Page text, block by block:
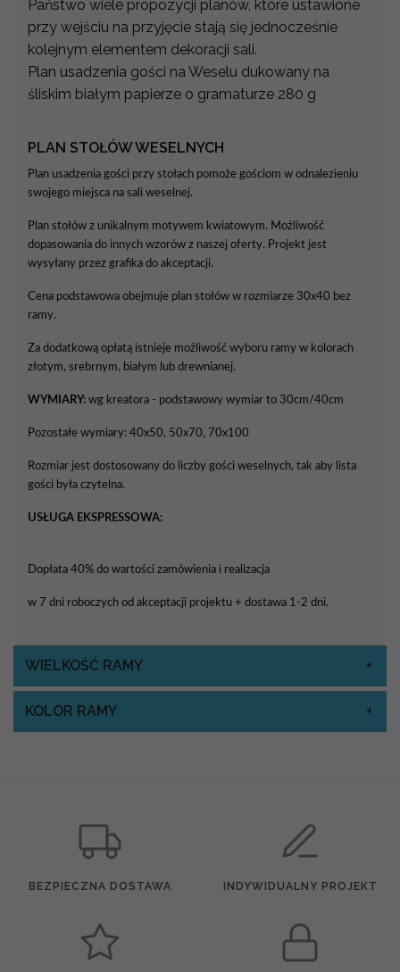
Państwo wiele propozycji planów, które ustawione
przy wejściu na przyjęcie stają się jednocześnie
kolejnym elementem dekoracji sali.
Plan usadzenia gości na Weselu dukowany na
śliskim białym papierze o gramaturze 280 g
PLAN STOŁÓW WESELNYCH
Plan usadzenia gości przy stołach pomoże gościom w odnalezieniu
swojego miejsca na sali weselnej.
Plan stołów z unikalnym motywem kwiatowym. Możliwość
dopasowania do innych wzorów z naszej oferty. Projekt jest
wysyłany przez grafika do akceptacji.
Cena podstawowa obejmuje plan stołów w rozmiarze 30x40 bez
ramy.
Za dodatkową opłatą istnieje możliwość wyboru ramy w kolorach
złotym, srebrnym, białym lub drewnianej.
WYMIARY: wg kreatora - podstawowy wymiar to 30cm/40cm
Pozostałe wymiary: 40x50, 50x70, 70x100
Rozmiar jest dostosowany do liczby gości weselnych, tak aby lista
gości była czytelna.
USŁUGA EKSPRESSOWA:
Dopłata 40% do wartości zamówienia i realizacja
w 7 dni roboczych od akceptacji projektu + dostawa 1-2 dni.
WIELKOŚĆ RAMY
KOLOR RAMY
BEZPIECZNA DOSTAWA INDYWIDUALNY PROJEKT